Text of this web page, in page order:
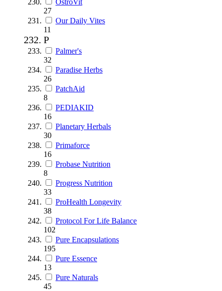
27
Our Daily Vites
11
P
Palmer's
32
Paradise Herbs
26
PatchAid
8
PEDIAKID
16
Planetary Herbals
30
Primaforce
16
Probase Nutrition
8
Progress Nutrition
33
ProHealth Longevity
38
Protocol For Life Balance
102
Pure Encapsulations
195
Pure Essence
13
Pure Naturals
45